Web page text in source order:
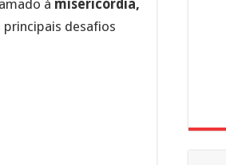
à misericórdia,
principais desafios